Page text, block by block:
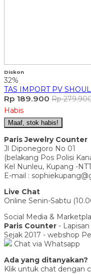
Diskon
32%
TAS IMPORT PV
Rp 189.900 Rp
Habis
Maaf, stok habis!
Paris Jewelry Counter
Jl Diponegoro No 01
(belakang Pos Polisi
Kel Nunleu, Kupang -
E-mail :
Live Chat
Online Senin-Sabtu
Social Media &
Paris Counter -
Sejak 2017 - webshop
Chat via Whatsapp
Ada yang ditanyakan?
Klik untuk chat dengan